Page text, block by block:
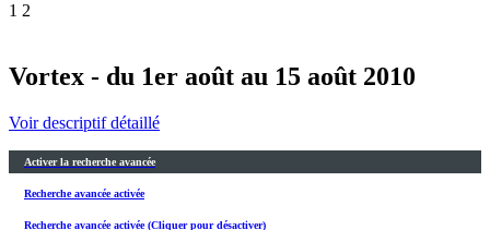
1 2
Vortex - du 1er août au 15 août 2010
Voir descriptif détaillé
Activer la recherche avancée
Recherche avancée activée
Recherche avancée activée (Cliquer pour désactiver)